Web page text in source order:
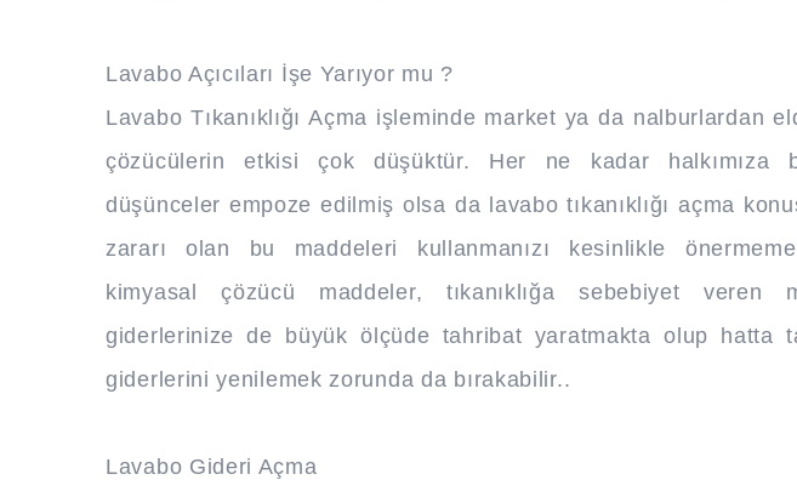
Lavabo Açıcıları İşe Yarıyor mu ?
Lavabo Tıkanıklığı Açma işleminde market ya da nalburlardan
çözücülerin etkisi çok düşüktür. Her ne kadar halkımıza
düşünceler empoze edilmiş olsa da lavabo tıkanıklığı açma
zararı olan bu maddeleri kullanmanızı kesinlikle
kimyasal çözücü maddeler, tıkanıklığa sebebiyet veren
giderlerinize de büyük ölçüde tahribat yaratmakta olup hatta
giderlerini yenilemek zorunda da bırakabilir..
Lavabo Gideri Açma